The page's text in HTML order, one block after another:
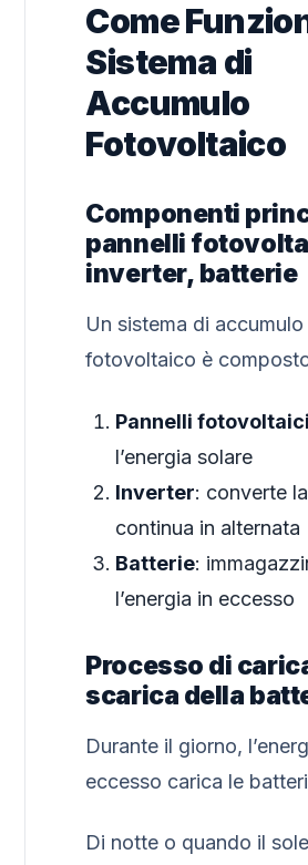
Come
Sistema di
Accumulo
Fotovoltaico
Componenti
pannelli
inverter, batterie
Un sistema di accumulo
fotovoltaico è
Pannelli fotovoltaici
l’energia solare
Inverter: converte
continua in alternata
Batterie:
l’energia in eccesso
Processo di
scarica della
Durante il giorno,
eccesso carica le
Di notte o quando il sole